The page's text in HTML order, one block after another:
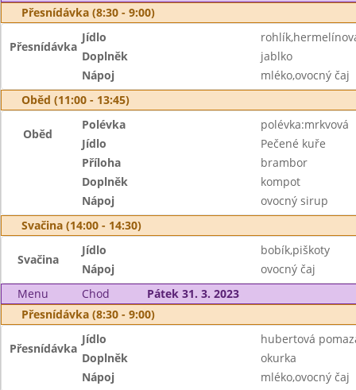
Přesnídávka (8:30 - 9:00)
Přesnídávka
Jídlo
Doplněk
jablko
Nápoj
mléko,ovocný čaj
Oběd (11:00 - 13:45)
Oběd
Polévka
polévka:mrkvová
Jídlo
Pečené kuře
Příloha
brambor
Doplněk
kompot
Nápoj
ovocný sirup
Svačina (14:00 - 14:30)
Svačina
Jídlo
bobík,piškoty
Nápoj
ovocný čaj
Menu
Chod
Pátek 31. 3. 2023
Přesnídávka (8:30 - 9:00)
Přesnídávka
Jídlo
hubertová
Doplněk
okurka
Nápoj
mléko,ovocný čaj